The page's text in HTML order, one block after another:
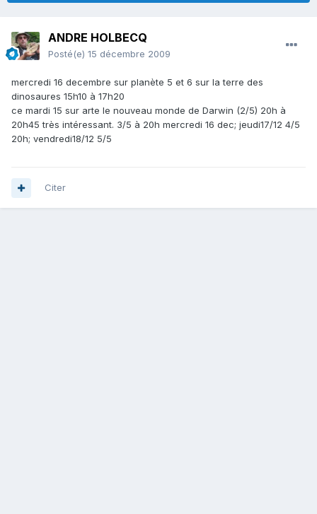
ANDRE HOLBECQ
Posté(e) 15 décembre 2009
mercredi 16 decembre sur planète 5 et 6 sur la terre des
dinosaures 15h10 à 17h20
ce mardi 15 sur arte le nouveau monde de Darwin (2/5) 20h à
20h45 très intéressant. 3/5 à 20h mercredi 16 dec; jeudi17/12 4/5
20h; vendredi18/12 5/5
Citer